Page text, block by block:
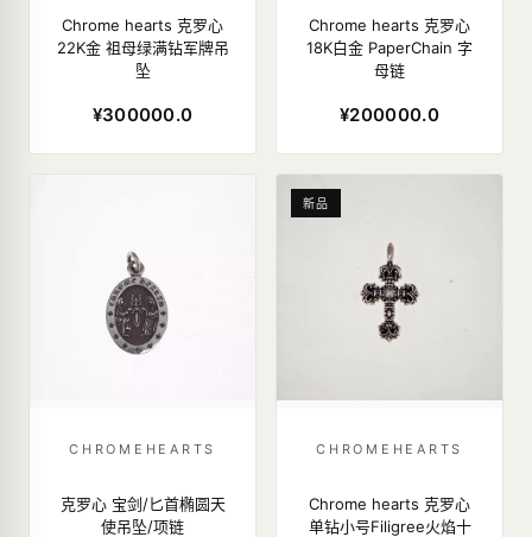
Chrome hearts 克罗心
22K金 祖母绿满钻军牌吊
坠
¥300000.0
Chrome hearts 克罗心
18K白金 PaperChain 字
母链
¥200000.0
CHROMEHEARTS
克罗心 宝剑/匕首椭圆天
使吊坠/项链
新品
CHROMEHEARTS
Chrome hearts 克罗心
单钻小号Filigree火焰十